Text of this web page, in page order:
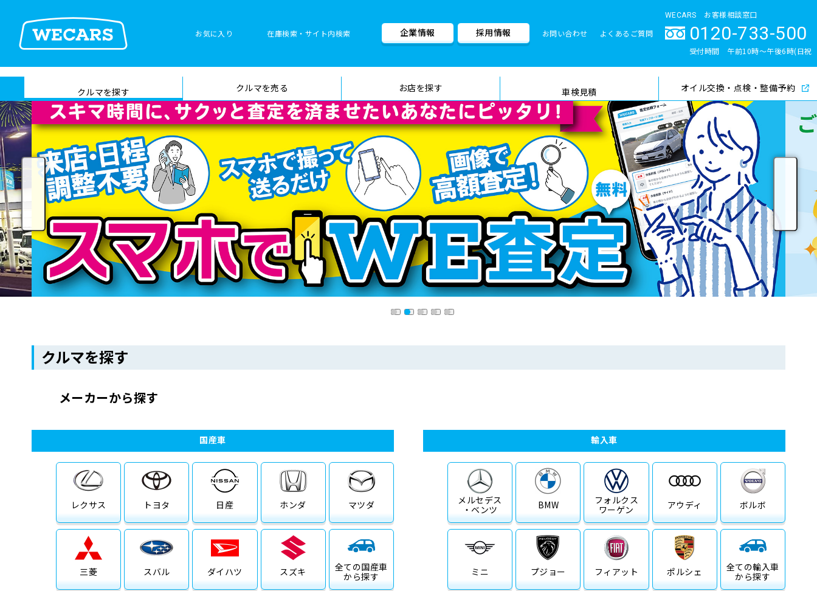
お気に入り 在庫検索・サイト内検索
在庫検索
サイト内検
索
検索
企業情報 採用情報 お問い合わせ よくあるご質問
WECARS お客様相談窓口
0120-733-500
受付時間 午前10時〜午後6時(日祝
クルマを探す クルマを売る お店を探す 車検見積
車検料金・メニュー 品質管理とサポート体制
オイル交換・点検・整備予約
クルマを探す
メーカーから探す
国産車
レクサス トヨタ 日産 ホンダ マツダ
三菱 スバル ダイハツ スズキ 全ての国産車
から探す
輸入車
メルセデス
・ベンツ
BMW
フォルクス
ワーゲン
アウディ ボルボ
ミニ プジョー フィアット ポルシェ 全ての輸入車
から探す